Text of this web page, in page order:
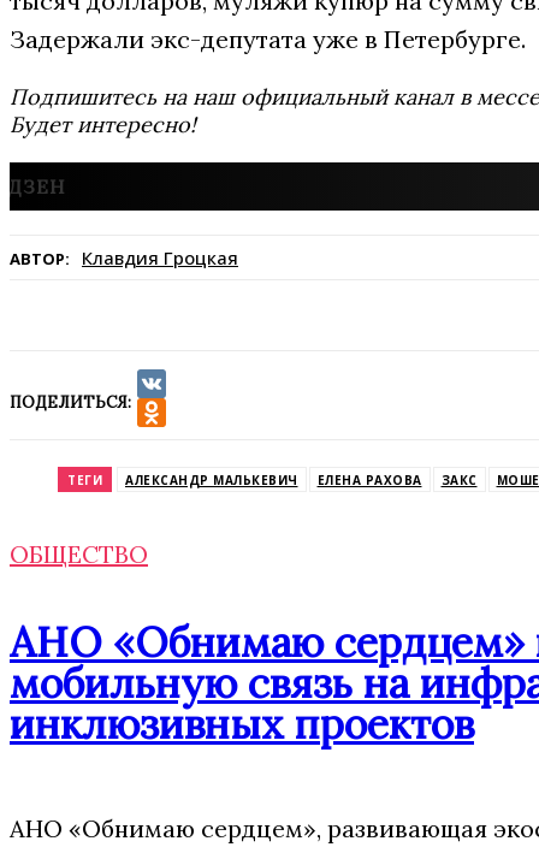
Задержали экс-депутата уже в Петербурге.
Подпишитесь на наш официальный канал в
Будет интересно!
АВТОР: Клавдия Гроцкая
ПОДЕЛИТЬСЯ:
VK
ТЕГИ АЛЕКСАНДР МАЛЬКЕВИЧ ЕЛЕНА РАХОВА ЗАКС
ОБЩЕСТВО
АНО «Обнимаю сердцем»
мобильную связь на
инклюзивных проектов
АНО «Обнимаю сердцем», развивающая